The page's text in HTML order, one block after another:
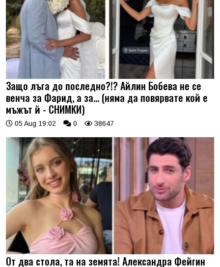
Защо лъга до последно?!? Айлин Бобева не се
венча за Фарид, а за... (няма да повярвате кой е
мъжът й - СНИМКИ)
05 Aug 19:02 0 38647
От два стола, та на земята! Александра Фейгин